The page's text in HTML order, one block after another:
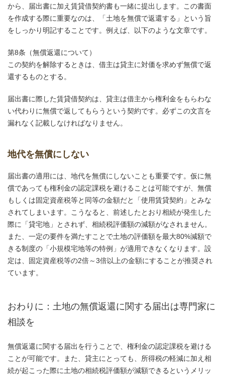
から、届出書に加え賃貸借契約書も一緒に提出します。この書面
を作成する際に重要なのは、「土地を無償で返還する」という旨
をしっかり明記することです。例えば、以下のような文章です。
第8条（無償返還について）
この契約を解除するときは、借主は貸主に対価を求めず無償で返
還するものとする。
届出書に際した賃貸借契約は、貸主は借主から権利金をもらわな
い代わりに無償で返してもらうという契約です。必ずこの文言を
漏れなく記載しなければなりません。
地代を無償にしない
届出書の適用には、地代を無償にしないことも重要です。仮に無
償であっても権利金の認定課税を避けることは可能ですが、無償
もしくは固定資産税等と同等の金額だと「使用賃貸契約」とみな
されてしまいます。こうなると、前述したとおり相続が発生した
際に「貸宅地」とされず、相続税評価額の減額がなされません。
また、一定の要件を満たすことで土地の評価額を最大80%減額で
きる制度の「小規模宅地等の特例」が適用できなくなります。設
定は、固定資産税等の2倍～3倍以上の金額にすることが推奨され
ています。
おわりに：土地の無償返還に関する届出は専門家に
相談を
無償返還に関する届出を行うことで、権利金の認定課税を避ける
ことが可能です。また、貸主にとっても、所得税の軽減に加え相
続が起こった際に土地の相続税評価額が減額できるというメリッ